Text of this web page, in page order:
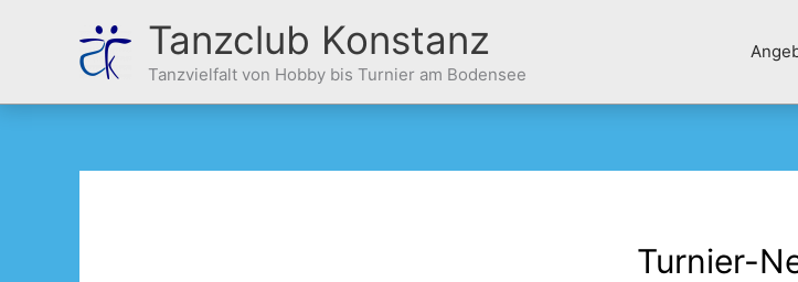
Tanzclub Konstanz
Tanzvielfalt von Hobby bis Turnier am Bodensee
Turnier-